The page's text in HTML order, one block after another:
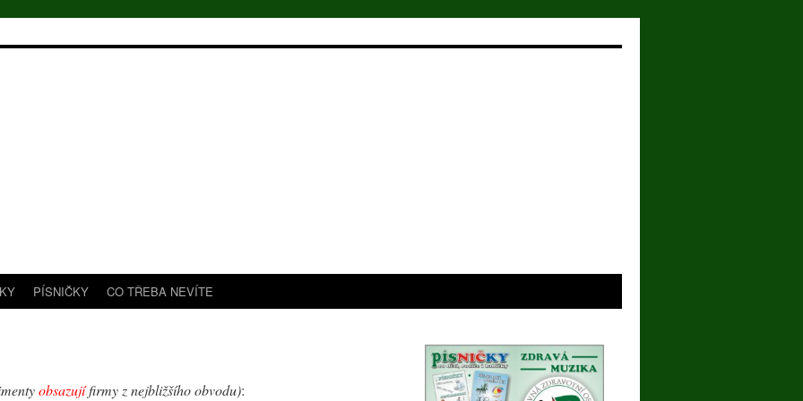
PÍSNIČKY CO TŘEBA NEVÍTE
obsazujífirmy z nejbližšího obvodu):